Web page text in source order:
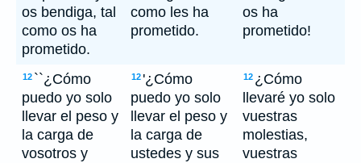
os bendiga, tal
como os ha
prometido.
como les ha
prometido.
os ha
prometido!
12 ``¿Cómo
puedo yo solo
llevar el peso y
la carga de
vosotros y
12 '¿Cómo
puedo yo solo
llevar el peso y
la carga de
ustedes y sus
12 ¿Cómo
llevaré yo solo
vuestras
molestias,
vuestras